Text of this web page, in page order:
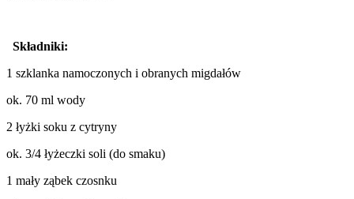
Składniki:
1 szklanka namoczonych i obranych migdałów
ok. 70 ml wody
2 łyżki soku z cytryny
ok. 3/4 łyżeczki soli (do smaku)
1 mały ząbek czosnku